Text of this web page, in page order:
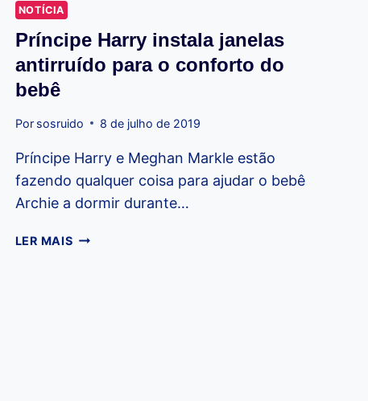
NOTÍCIA
Príncipe Harry instala janelas
antirruído para o conforto do
bebê
Por sosruido 8 de julho de 2019
Príncipe Harry e Meghan Markle estão
fazendo qualquer coisa para ajudar o bebê
Archie a dormir durante…
LER MAISPRÍNCIPE